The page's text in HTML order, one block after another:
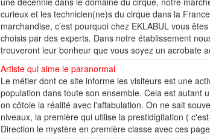
curieux et les technicien(ne)s du cirque dans la
marchandise, c’est pourquoi chez EKLABUL vous
choisis par des experts. Dans notre établissement
trouveront leur bonheur que vous soyez un acrobate
Artiste qui aime le paranormal
Le métier dont ce site informe les visiteurs est une
population dans toute son ensemble. Cela est autant
on côtoie la réalité avec l'affabulation. On ne sait
niveaux, la première qui utilise la prestidigitation (
Direction le mystère en première classe avec ces